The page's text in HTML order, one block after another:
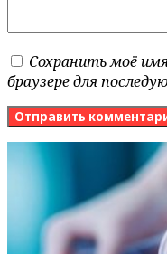
Сохранить моё
браузере для